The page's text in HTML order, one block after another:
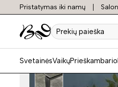
Pristatymas iki namų
Prekių
paieška
SvetainėsVaikųPrieškambario